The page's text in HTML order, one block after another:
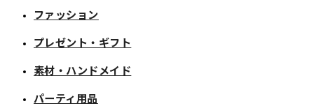
ファッション
プレゼント・ギフト
素材・ハンドメイド
パーティ用品